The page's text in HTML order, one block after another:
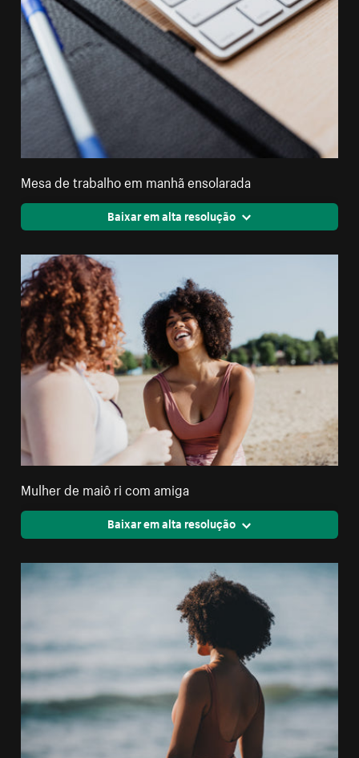
Mesa de trabalho em manhã ensolarada
Baixar em alta resolução
Mulher de maiô ri com amiga
Baixar em alta resolução